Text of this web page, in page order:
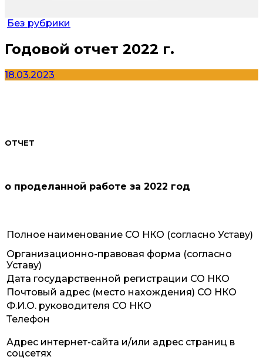
Без рубрики
Годовой отчет 2022 г.
18.03.2023
ОТЧЕТ
о проделанной работе за 2022 год
Полное наименование СО НКО (согласно Уставу)
Организационно-правовая форма (согласно
Уставу)
Дата государственной регистрации СО НКО
Почтовый адрес (место нахождения) СО НКО
Ф.И.О. руководителя СО НКО
Телефон
Адрес интернет-сайта и/или адрес страниц в
соцсетях